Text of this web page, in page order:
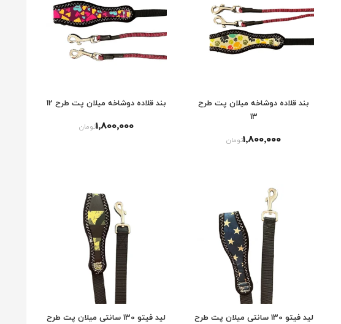
بند قلاده دوشاخه میلان پت طرح
13
1٬800٬000تومان
بند قلاده دوشاخه میلان پت طرح 12
1٬800٬000تومان
لید فیتو 130 سانتی میلان پت طرح
لید فیتو 130 سانتی میلان پت طرح